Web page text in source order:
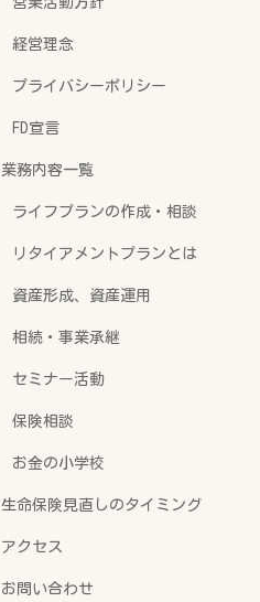
経営理念
プライバシーポリシー
FD宣言
業務内容一覧
ライフプランの作成・相談
リタイアメントプランとは
資産形成、資産運用
相続・事業承継
セミナー活動
保険相談
お金の小学校
生命保険見直しのタイミング
アクセス
お問い合わせ